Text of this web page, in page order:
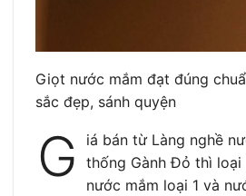
Giọt nước mắm đạt đúng
sắc đẹp, sánh quyện
G
iá bán từ Làng nghề
thống Gành Đỏ thì loại
nước mắm loại 1 và